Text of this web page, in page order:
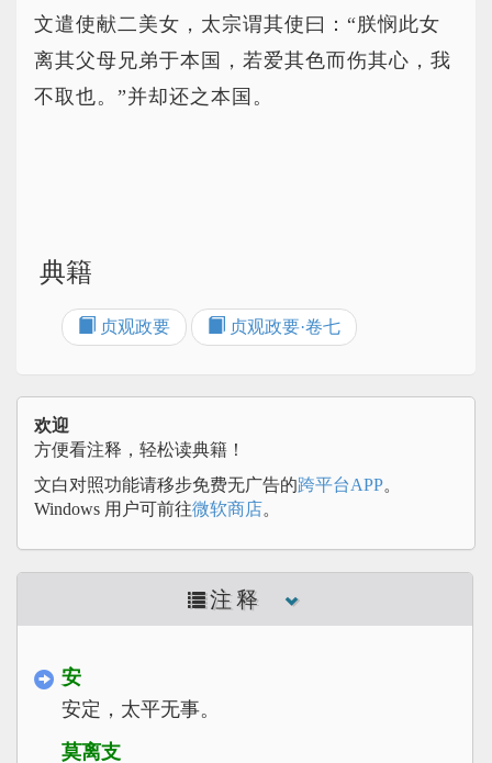
文遣使献二美女，太宗谓其使曰：“朕悯此女
离其父母兄弟于本国，若爱其色而伤其心，我
不取也。”并却还之本国。
典籍
贞观政要 贞观政要·卷七
欢迎
方便看注释，轻松读典籍！
文白对照功能请移步免费无广告的跨平台APP。
Windows 用户可前往微软商店。
注释
安
安定，太平无事。
莫离支